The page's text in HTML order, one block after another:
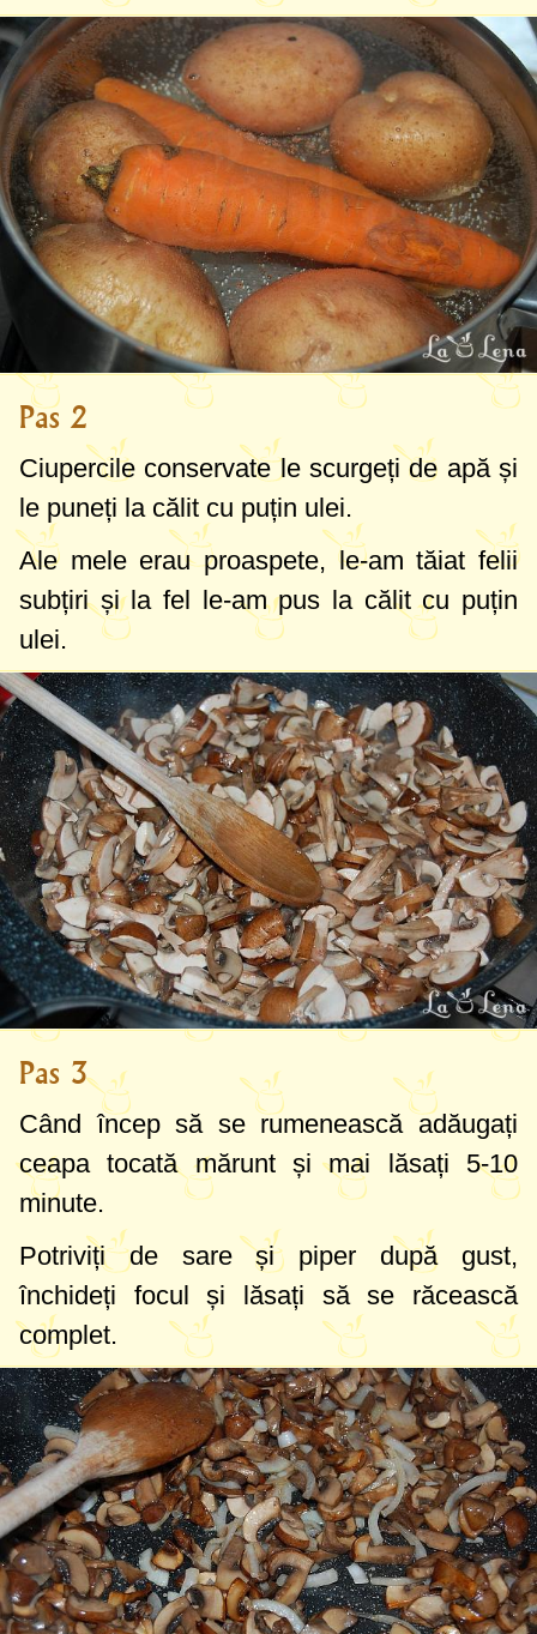
Pas 2
Ciupercile conservate le scurgeți de apă și
le puneți la călit cu puțin ulei.
Ale mele erau proaspete, le-am tăiat felii
subțiri și la fel le-am pus la călit cu puțin
ulei.
Pas 3
Când încep să se rumenească adăugați
ceapa tocată mărunt și mai lăsați 5-10
minute.
Potriviți de sare și piper după gust,
închideți focul și lăsați să se răcească
complet.